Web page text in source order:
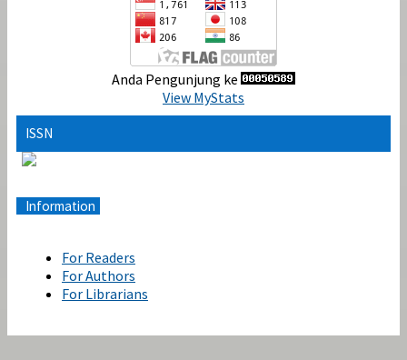
Anda Pengunjung ke
View MyStats
ISSN
Information
For Readers
For Authors
For Librarians